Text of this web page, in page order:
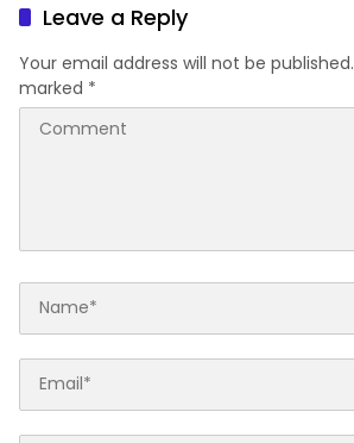
Leave a Reply
Your email address will not be published.
marked *